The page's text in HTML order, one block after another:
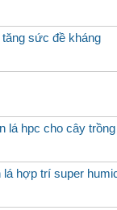
tăng sức đề kháng
lá hpc cho cây trồng
lá hợp trí super